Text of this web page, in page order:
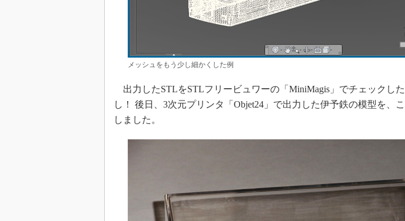
メッシュをもう少し細かくした例
出力したSTLをSTLフリービュワーの「MiniMagis」でチェックし
し！ 後日、3次元プリンタ「Objet24」で出力した伊予鉄の模型を、
しました。